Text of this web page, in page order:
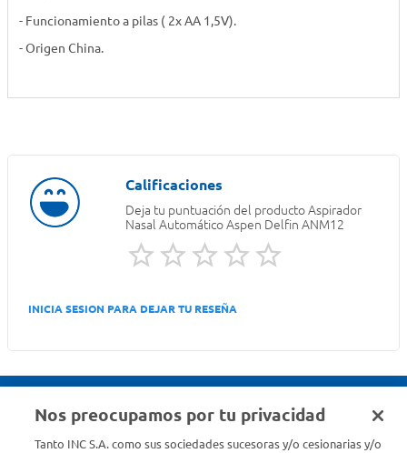
- Funcionamiento a pilas ( 2x AA 1,5V).
- Origen China.
Deja tu puntuación del productoAspirador
Nasal Automático Aspen Delfin ANM12
INICIA SESION PARA DEJAR TU RESEÑA
Nos preocupamos por tu privacidad
Tanto INC S.A. como sus sociedades sucesoras y/o cesionarias y/o